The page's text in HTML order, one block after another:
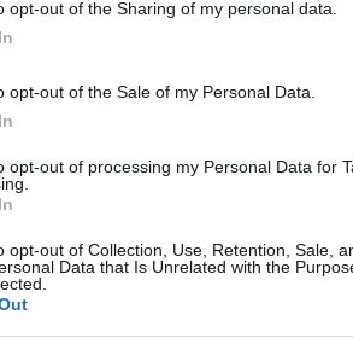
opt-out of the Sharing of my personal data.
opt-out of the Sale of my Personal Data.
opt-out of processing my Personal Data for
opt-out of Collection, Use, Retention, Sale,
Data that Is Unrelated with the
Sancris (Burgos), Adrián Liso
azulón no está sólo centrado en las
tras su cesión en el Alavés y
un nuevo destino. El Girona ha
revolución en su plantilla con las
al Como. Los millones que
se van a destinar a varios fichajes,
quien apenas contó para